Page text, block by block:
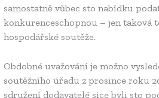
samostatně vůbec sto nabídku
konkurenceschopnou – jen taková
hospodářské soutěže.
Obdobné uvažování je možno
soutěžního úřadu z prosince roku
sdružení dodavatelé sice byli sto